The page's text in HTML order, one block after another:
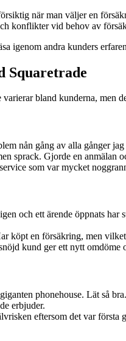
när man väljer en
konflikter vid behov av
igenom andra kunders
Squaretrade
varierar bland kunderna,
nån gång av alla gånger
sprack. Gjorde en anmälan
som var mycket
och ett ärende öppnats
köpt en försäkring, men
kund ger ett nytt omdöme
phonehouse. Lät så
erbjuder.
eftersom det var